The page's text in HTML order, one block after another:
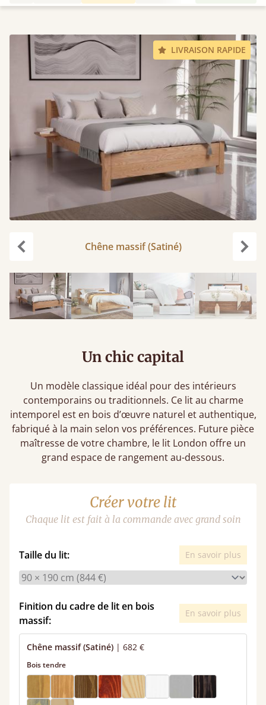
LIVRAISON RAPIDE
Chêne massif (Satiné)
Un chic capital
Un modèle classique idéal pour des intérieurs
contemporains ou traditionnels. Ce lit au charme
intemporel est en bois d’œuvre naturel et authentique,
fabriqué à la main selon vos préférences. Future pièce
maîtresse de votre chambre, le lit London offre un
grand espace de rangement au-dessous.
Créer votre lit
Chaque lit est fait à la commande avec grand soin
Taille du lit: En savoir plus
Finition du cadre de lit en bois
massif:
En savoir plus
Chêne massif (Satiné) | 682 €
Bois tendre